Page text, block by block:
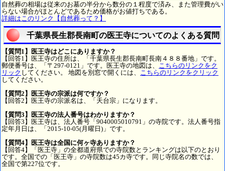
自然葬の相場は従来のお墓の半分から数分の１程度で済み、また管理費がい
らない場合がほとんどであるため価格がお値打ちである。
詳細はこのリンク【自然葬って？】
千葉県長生郡長南町の医王寺についてのよくある質問
【質問1】医王寺はどこにありますか？
【回答1】医王寺の住所は、「千葉県長生郡長南町長南４８８番地」です。
郵便番号は、「〒297-0121」です。医王寺の地図は、 こちらのリンクをク
リック してください。 地図を別窓で開くには、 こちらのリンクをクリック
してください。
【質問2】医王寺の宗派は何ですか？
【回答2】医王寺の宗派名は、「天台宗」になります。
【質問3】医王寺の法人番号はわかりますか？
【回答3】医王寺は、法人番号「9040005010791」の寺院です。法人番号指
定年月日は、「2015-10-05(月曜日)」です。
【質問4】医王寺は全国に何ヶ寺ありますか？
【回答4】「医王寺」の全都道府県での寺院数とランキングは以下のとおり
です。全国での「医王寺」の寺院数は45カ寺です。同じ寺院名の数では、
全国で第227位です。